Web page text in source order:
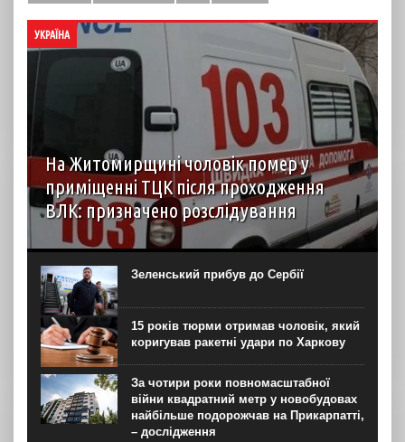
УКРАЇНА
На Житомирщині чоловік помер у
приміщенні ТЦК після проходження
ВЛК: призначено розслідування
6 серпня до територіального центру комплектування на
Житомирщині доставили чоловіка, який фігурував як
порушник правил військового обліку. Під час
перебування у приміщенні він знепритомнів, а потім
помер. Про інцидент...
Зеленський прибув до Сербії
15 років тюрми отримав чоловік, який
коригував ракетні удари по Харкову
За чотири роки повномасштабної
війни квадратний метр у новобудовах
найбільше подорожчав на Прикарпатті,
– дослідження